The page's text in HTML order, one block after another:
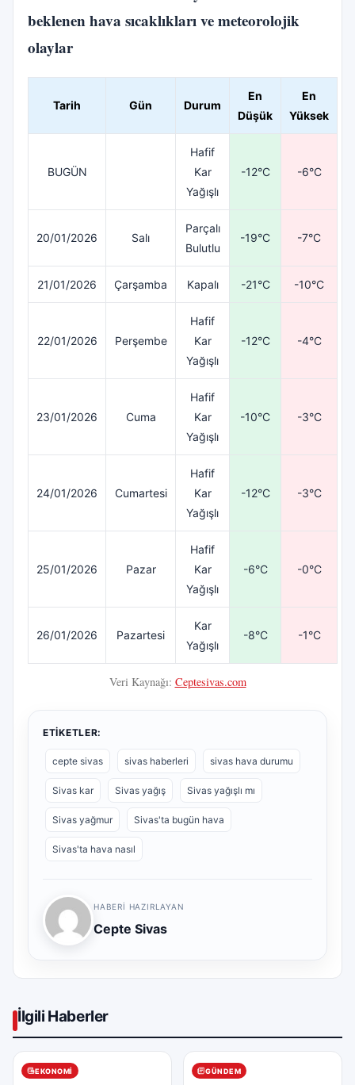
beklenen hava sıcaklıkları ve meteorolojik
olaylar
Tarih Gün Durum
En
Düşük
En
Yüksek
BUGÜN
Hafif
Kar
Yağışlı
-12°C -6°C
20/01/2026 Salı
Parçalı
Bulutlu
-19°C -7°C
21/01/2026 Çarşamba Kapalı -21°C -10°C
22/01/2026 Perşembe
Hafif
Kar
Yağışlı
-12°C -4°C
23/01/2026 Cuma
Hafif
Kar
Yağışlı
-10°C -3°C
24/01/2026 Cumartesi
Hafif
Kar
Yağışlı
-12°C -3°C
25/01/2026 Pazar
Hafif
Kar
Yağışlı
-6°C -0°C
26/01/2026 Pazartesi
Kar
Yağışlı
-8°C -1°C
Veri Kaynağı: Ceptesivas.com
ETIKETLER:
cepte sivas sivas haberleri sivas hava durumu
Sivas kar Sivas yağış Sivas yağışlı mı
Sivas yağmur Sivas'ta bugün hava
Sivas'ta hava nasıl
HABERI HAZIRLAYAN
Cepte Sivas
İlgili Haberler
EKONOMI GÜNDEM